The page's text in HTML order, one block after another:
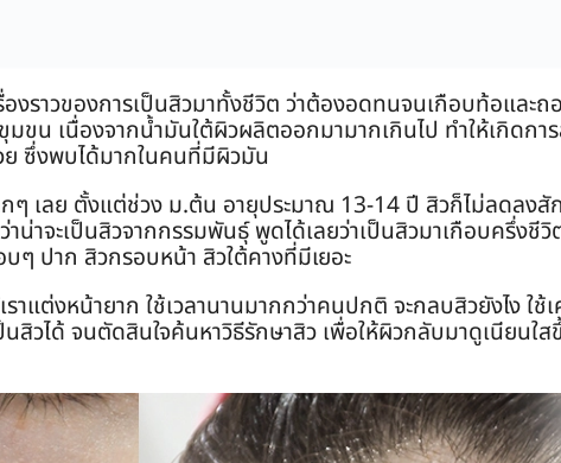
ราวของการเป็นสิวมาทั้งชีวิต ว่าต้องอดทนจนเกือบท้อและถ
มขน เนื่องจากน้ำมันใต้ผิวผลิตออกมามากเกินไป ทำให้เกิดก
ย ซึ่งพบได้มากในคนที่มีผิวมัน
เลย ตั้งแต่ช่วง ม.ต้น อายุประมาณ 13-14 ปี สิวก็ไม่ลดลง
จะเป็นสิวจากกรรมพันธุ์ พูดได้เลยว่าเป็นสิวมาเกือบครึ่งชี
ๆ ปาก สิวกรอบหน้า สิวใต้คางที่มีเยอะ
แต่งหน้ายาก ใช้เวลานานมากกว่าคนปกติ จะกลบสิวยังไง ใช้
สิวได้ จนตัดสินใจค้นหาวิธีรักษาสิว เพื่อให้ผิวกลับมาดูเนียนใส